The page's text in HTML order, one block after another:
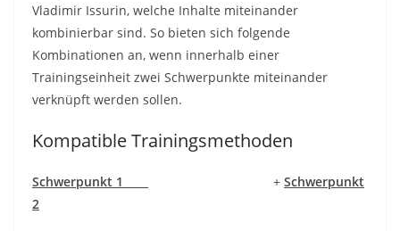
Vladimir Issurin, welche Inhalte miteinander
kombinierbar sind. So bieten sich folgende
Kombinationen an, wenn innerhalb einer
Trainingseinheit zwei Schwerpunkte miteinander
verknüpft werden sollen.
Kompatible Trainingsmethoden
Schwerpunkt 1 + Schwerpunkt
2